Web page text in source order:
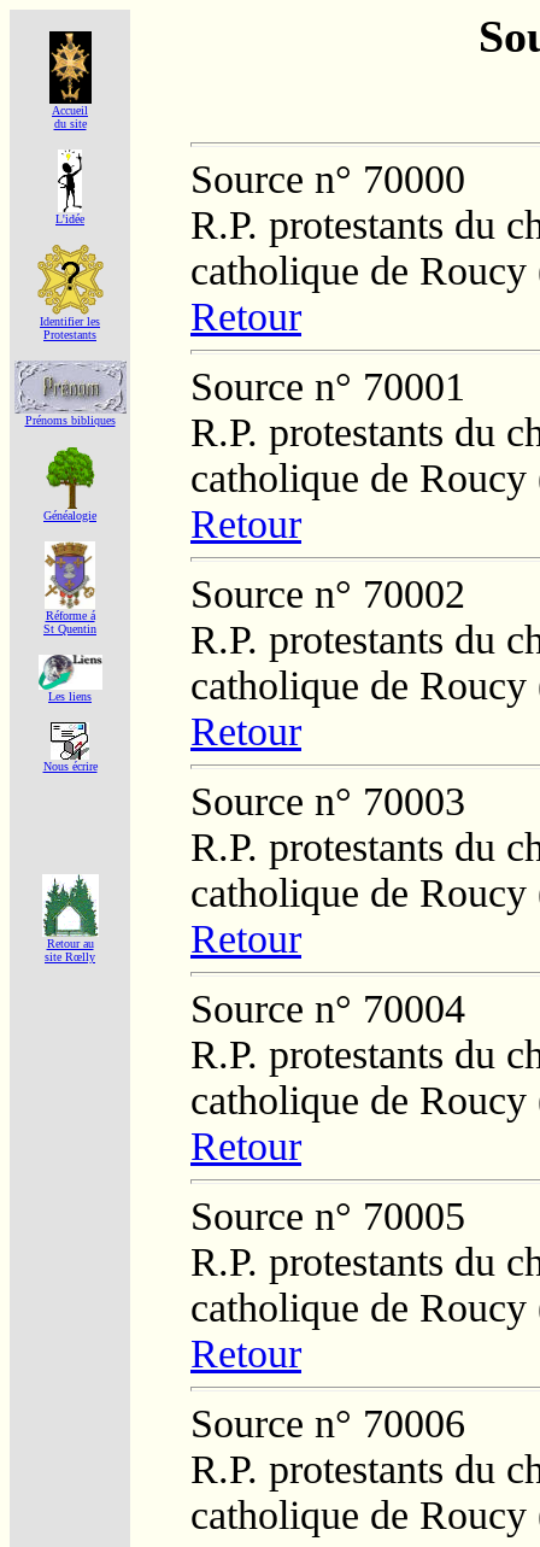
Accueil
du site
L'idée
Identifier les
Protestants
Prénoms bibliques
Généalogie
Réforme á
St Quentin
Les liens
Nous écrire
Retour au
site Rœlly
Source n° 70000
R.P. protestants du
catholique de Roucy
Retour
Source n° 70001
R.P. protestants du
catholique de Roucy
Retour
Source n° 70002
R.P. protestants du
catholique de Roucy
Retour
Source n° 70003
R.P. protestants du
catholique de Roucy
Retour
Source n° 70004
R.P. protestants du
catholique de Roucy
Retour
Source n° 70005
R.P. protestants du
catholique de Roucy
Retour
Source n° 70006
R.P. protestants du
catholique de Roucy